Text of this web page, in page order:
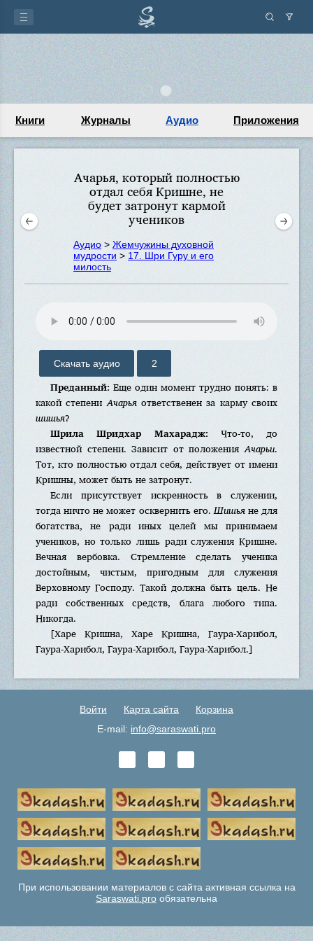
Книги Журналы Аудио Приложения
Ачарья, который полностью
отдал себя Кришне, не
будет затронут кармой
учеников
Аудио > Жемчужины духовной
мудрости > 17. Шри Гуру и его
милость
Скачать аудио 2
Преданный: Еще один момент трудно понять: в
какой степениАчарьяответственен за карму своих
шишья?
Шрила Шридхар Махарадж: Что-то, до
известной степени. Зависит от положенияАчарьи.
Тот, кто полностью отдал себя, действует от имени
Кришны, может быть не затронут.
Если присутствует искренность в служении,
тогда ничто не может осквернить его.Шишьяне для
богатства, не ради иных целей мы принимаем
учеников, но только лишь ради служения Кришне.
Вечная вербовка. Стремление сделать ученика
достойным, чистым, пригодным для служения
Верховному Господу. Такой должна быть цель. Не
ради собственных средств, блага любого типа.
Никогда.
[Харе Кришна, Харе Кришна, Гаура-Харибол,
Гаура-Харибол, Гаура-Харибол, Гаура-Харибол.]
Войти Карта сайта
Корзина
E-mail: info@saraswati.pro
При использовании материалов с сайта активная ссылка на
Saraswati.pro обязательна